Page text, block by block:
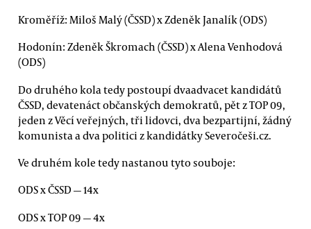
Kroměříž: Miloš Malý (ČSSD) x Zdeněk Janalík (ODS)
Hodonín: Zdeněk Škromach (ČSSD) x Alena Venhodová
(ODS)
Do druhého kola tedy postoupí dvaadvacet kandidátů
ČSSD, devatenáct občanských demokratů, pět z TOP 09,
jeden z Věcí veřejných, tři lidovci, dva bezpartijní, žádný
komunista a dva politici z kandidátky Severočeši.cz.
Ve druhém kole tedy nastanou tyto souboje:
ODS x ČSSD — 14x
ODS x TOP 09 — 4x